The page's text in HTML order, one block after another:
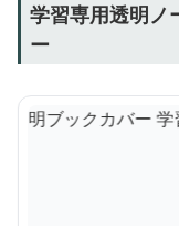
学習専用透明ノ
ー